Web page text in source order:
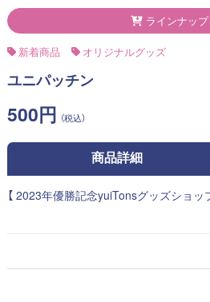
ラインナッ
新着商品 オリジナルグッズ
ユニパッチン
500円 （税込）
商品詳細
【 2023年優勝記念yuiTonsグッズショップ